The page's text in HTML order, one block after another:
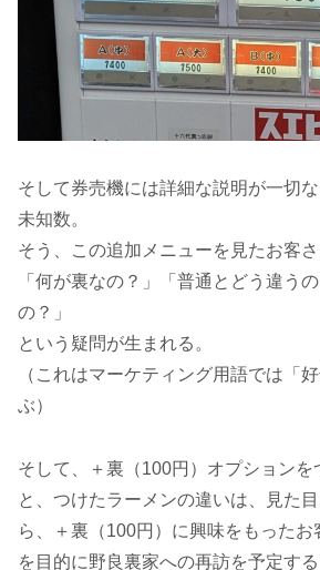
そして券売機には詳細な説明が一切
未知数。
そう、この追加メニューを見たお客さ
「何が裏なの？」「普通とどう違う
の？」
という疑問が生まれる。
（これはマーケティング用語では「
ぶ）
そして、＋裏（100円）オプションを
と、つけたラーメンの違いは、見た
ら、＋裏（100円）に興味をもった
を目的に野良裏家への再訪を予定する